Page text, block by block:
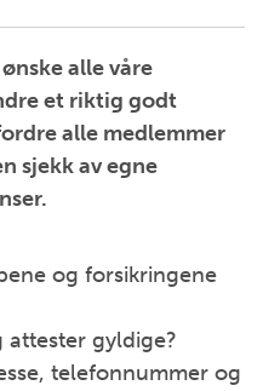
alle våre
et riktig godt
alle medlemmer
sjekk av egne
og forsikringene
attester gyldige?
telefonnummer og